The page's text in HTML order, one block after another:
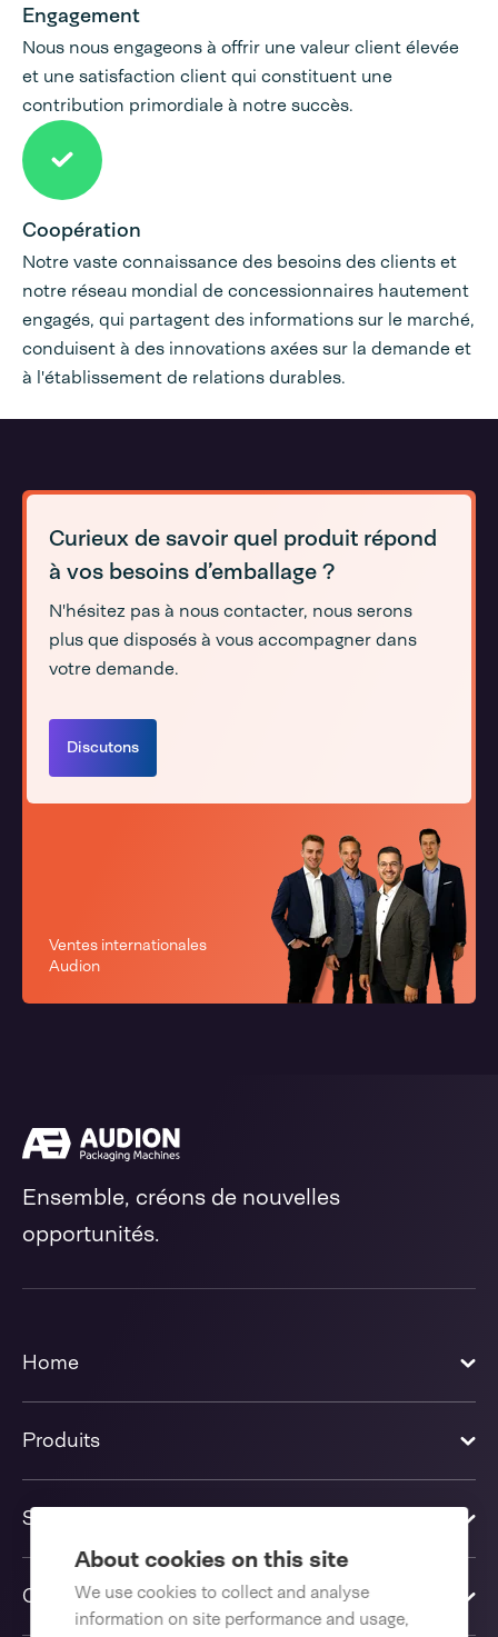
About cookies on this site
We use cookies to collect and analyse
information on site performance and usage,
Engagement
Nous nous engageons à offrir une valeur client élevée
et une satisfaction client qui constituent une
contribution primordiale à notre succès.
Coopération
Notre vaste connaissance des besoins des clients et
notre réseau mondial de concessionnaires hautement
engagés, qui partagent des informations sur le marché,
conduisent à des innovations axées sur la demande et
à l'établissement de relations durables.
Curieux de savoir quel produit répond
à vos besoins d’emballage ?
N'hésitez pas à nous contacter, nous serons
plus que disposés à vous accompagner dans
votre demande.
Discutons
Ventes internationales
Audion
Ensemble, créons de nouvelles
opportunités.
Home
Produits
Solutions
Contactez-nous